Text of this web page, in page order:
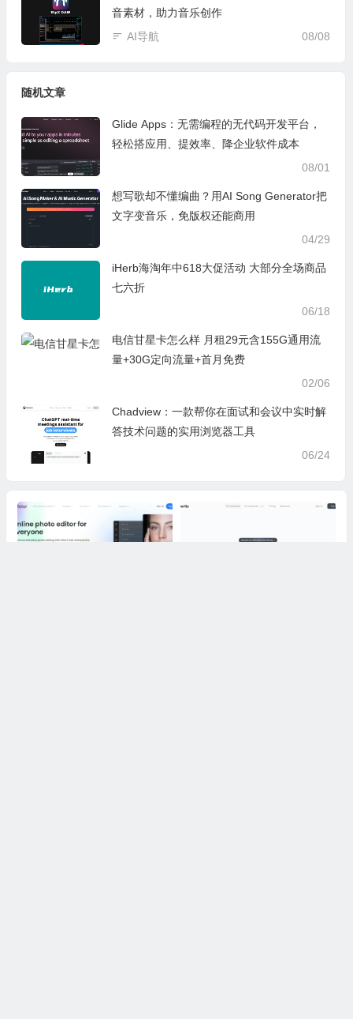
音素材，助力音乐创作
08/08
AI导航
随机文章
Glide Apps：无需编程的无代码开发平台，
轻松搭应用、提效率、降企业软件成本
08/01
想写歌却不懂编曲？用AI Song Generator把
文字变音乐，免版权还能商用
04/29
iHerb海淘年中618大促活动 大部分全场商品
七六折
06/18
电信甘星卡怎么样 月租29元含155G通用流
量+30G定向流量+首月免费
02/06
Chadview：一款帮你在面试和会议中实时解
答技术问题的实用浏览器工具
06/24